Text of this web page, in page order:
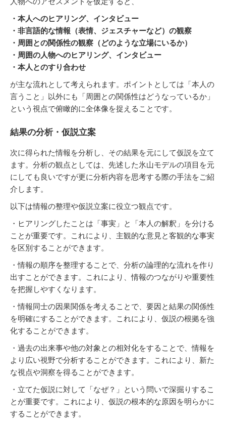
・本人へのヒアリング、インタビュー
・非言語的な情報（表情、ジェスチャーなど）の観察
・周囲との関係性の観察（どのような立場にいるか）
・周囲の人物へのヒアリング、インタビュー
・本人とのすり合わせ
が主な流れとして考えられます。ポイントとしては「本人の
言うこと」以外にも「周囲との関係性はどうなっているか」
という視点で俯瞰的に全体像を捉えることです。
結果の分析・仮説立案
次に得られた情報を分析し、その結果を元にして仮説を立て
ます。分析の観点としては、先述した氷山モデルの項目を元
にしても良いですが更に分析内容を思考する際の手法をご紹
介します。
以下は情報の整理や仮説立案に役立つ観点です。
・ヒアリングしたことは「事実」と「本人の解釈」を分ける
ことが重要です。これにより、主観的な意見と客観的な事実
を区別することができます。
・情報の順序を整理することで、分析の論理的な流れを作り
出すことができます。これにより、情報のつながりや重要性
を把握しやすくなります。
・情報同士の因果関係を考えることで、要因と結果の関係性
を明確にすることができます。これにより、仮説の根拠を強
化することができます。
・過去の出来事や他の対象との相対化をすることで、情報を
より広い視野で分析することができます。これにより、新た
な視点や洞察を得ることができます。
・立てた仮説に対して「なぜ？」という問いで深掘りするこ
とが重要です。これにより、仮説の根本的な原因を明らかに
することができます。